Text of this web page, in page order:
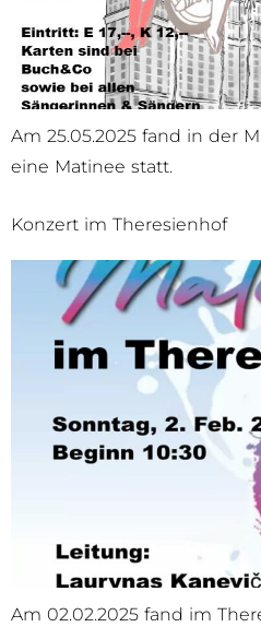
Am 25.05.2025 fand in der
eine Matinee statt.
Konzert im Theresienhof
Am 02.02.2025 fand im